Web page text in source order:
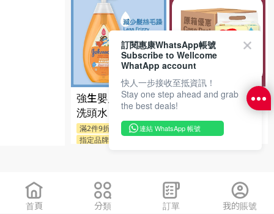
強生嬰兒嬰兒柔亮
洗頭水 800ML
滿2件9折
指定品牌送贈品
原箱好奇 純水嬰
兒濕巾 64 PC
$474.00
首頁 分類 訂單 我的賬號
訂閱惠康WhatsApp帳號
Subscribe to Wellcome
WhatApp account
快人一步接收至抵資訊！
Stay one step ahead and grab
the best deals!
連結 WhatsApp 帳號